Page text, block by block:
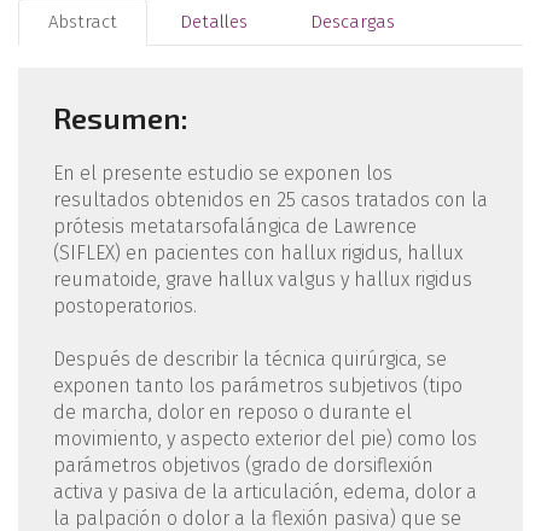
Abstract Detalles Descargas
Resumen:
En el presente estudio se exponen los
resultados obtenidos en 25 casos tratados con la
prótesis metatarsofalángica de Lawrence
(SIFLEX) en pacientes con hallux rigidus, hallux
reumatoide, grave hallux valgus y hallux rigidus
postoperatorios.
Después de describir la técnica quirúrgica, se
exponen tanto los parámetros subjetivos (tipo
de marcha, dolor en reposo o durante el
movimiento, y aspecto exterior del pie) como los
parámetros objetivos (grado de dorsiflexión
activa y pasiva de la articulación, edema, dolor a
la palpación o dolor a la flexión pasiva) que se